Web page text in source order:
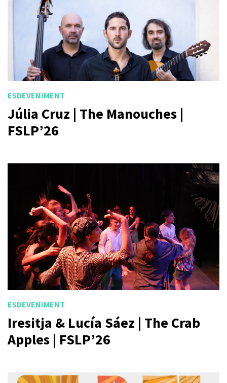
ESDEVENIMENT
Júlia Cruz | The Manouches |
FSLP’26
ESDEVENIMENT
Iresitja & Lucía Sáez | The Crab
Apples | FSLP’26